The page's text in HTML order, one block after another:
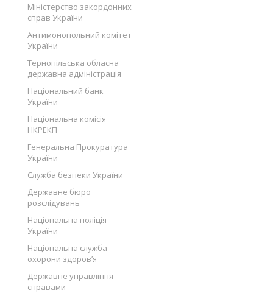
Міністерство закордонних
справ України
Антимонопольний комітет
України
Тернопільська обласна
державна адміністрація
Національний банк
України
Національна комісія
НКРЕКП
Генеральна Прокуратура
України
Служба безпеки України
Державне бюро
розслідувань
Національна поліція
України
Національна служба
охорони здоров’я
Державне управління
справами